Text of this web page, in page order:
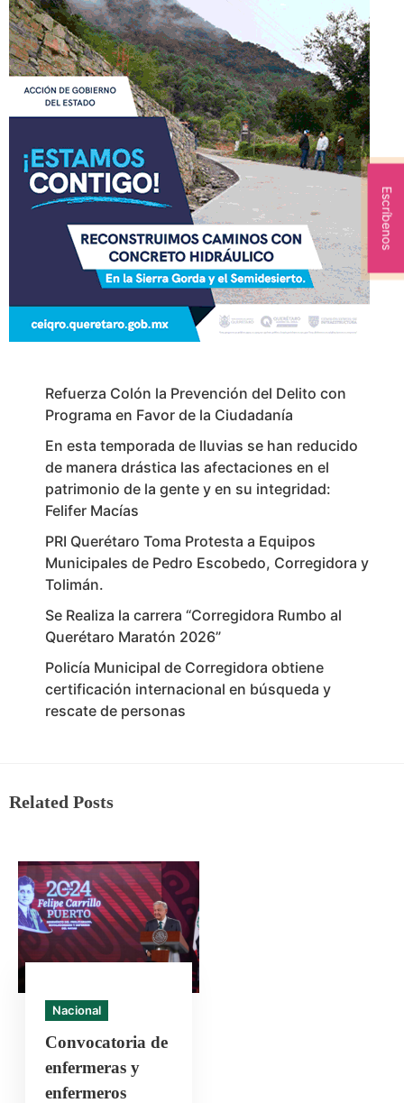
Refuerza Colón la Prevención del Delito con
Programa en Favor de la Ciudadanía
En esta temporada de lluvias se han reducido
de manera drástica las afectaciones en el
patrimonio de la gente y en su integridad:
Felifer Macías
PRI Querétaro Toma Protesta a Equipos
Municipales de Pedro Escobedo, Corregidora y
Tolimán.
Se Realiza la carrera “Corregidora Rumbo al
Querétaro Maratón 2026”
Policía Municipal de Corregidora obtiene
certificación internacional en búsqueda y
rescate de personas
Related Posts
Nacional
Convocatoria de
enfermeras y
enfermeros
Escríbenos